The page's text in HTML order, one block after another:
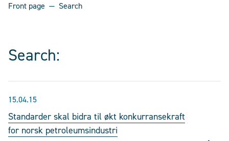
Front page Search
Search:
15.04.15
Standarder skal bidra til økt konkurransekraft
for norsk petroleumsindustri